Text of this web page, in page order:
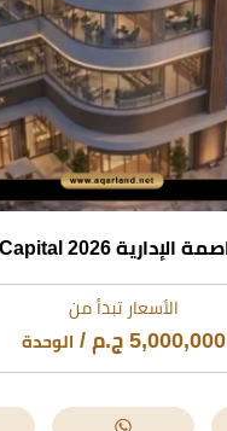
الأسعار تبدأ من
5,000,000 ج.م / الوحدة